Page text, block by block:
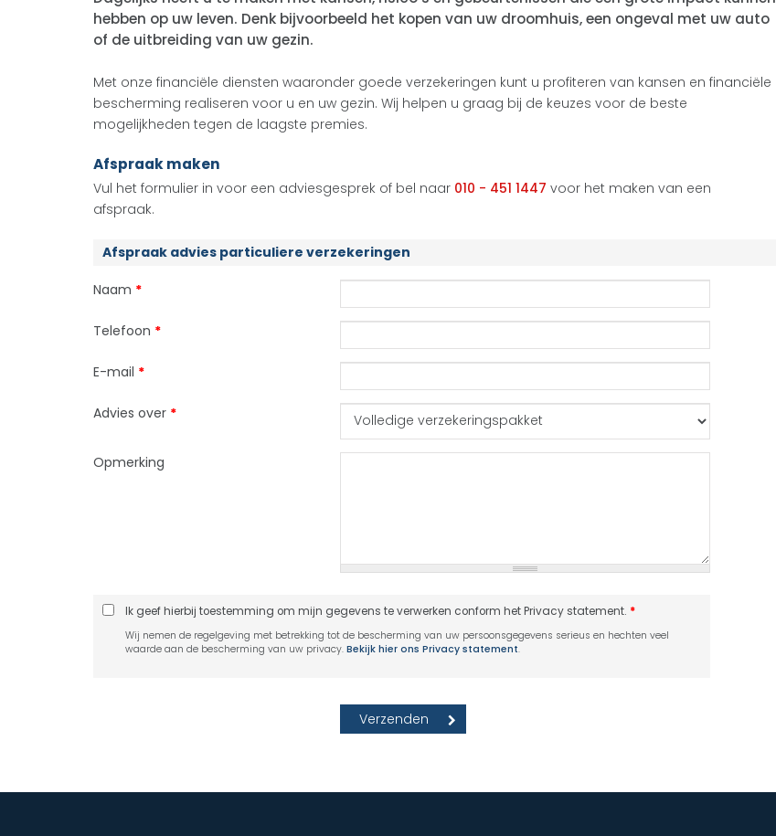
hebben op uw leven. Denk bijvoorbeeld het kopen van uw droomhuis, een ongeval met uw auto
of de uitbreiding van uw gezin.
Met onze financiële diensten waaronder goede verzekeringen kunt u profiteren van kansen en financiële
bescherming realiseren voor u en uw gezin. Wij helpen u graag bij de keuzes voor de beste
mogelijkheden tegen de laagste premies.
Afspraak maken
Vul het formulier in voor een adviesgesprek of bel naar 010 - 451 1447 voor het maken van een
afspraak.
Afspraak advies particuliere verzekeringen
Naam *
Telefoon *
E-mail *
Advies over *
Opmerking
Ik geef hierbij toestemming om mijn gegevens te verwerken conform het Privacy statement. *
Wij nemen de regelgeving met betrekking tot de bescherming van uw persoonsgegevens serieus en hechten veel
waarde aan de bescherming van uw privacy. Bekijk hier ons Privacy statement.